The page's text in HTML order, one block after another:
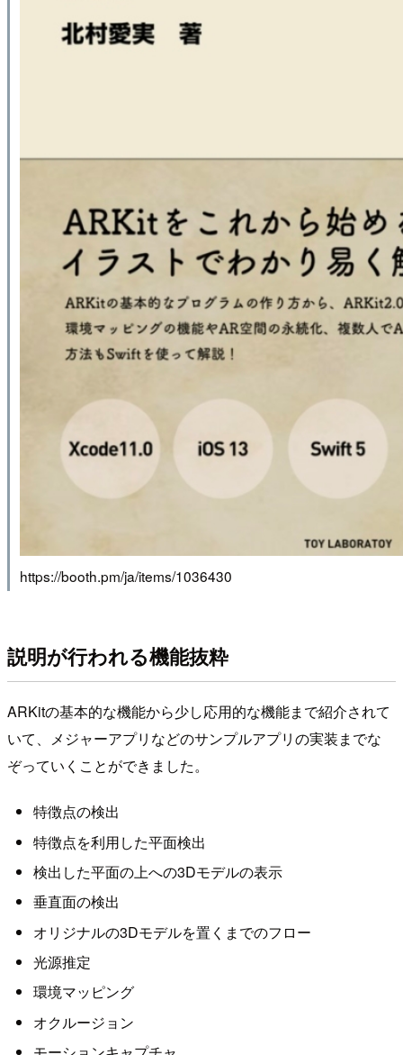
https://booth.pm/ja/items/1036430
説明が行われる機能抜粋
ARKitの基本的な機能から少し応用的な機能まで紹介されて
いて、メジャーアプリなどのサンプルアプリの実装までな
ぞっていくことができました。
特徴点の検出
特徴点を利用した平面検出
検出した平面の上への3Dモデルの表示
垂直面の検出
オリジナルの3Dモデルを置くまでのフロー
光源推定
環境マッピング
オクルージョン